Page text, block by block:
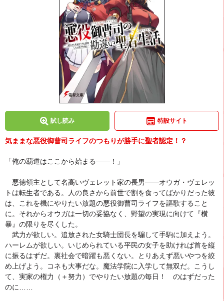
試し読み 特設サイト
気ままな悪役御曹司ライフのつもりが勝手に聖者認定！？
「俺の覇道はここから始まる――！」
悪徳領主として名高いヴェレット家の長男――オウガ・ヴェレッ
トは転生者である。人の良さから前世で割を食ってばかりだった彼
は、これを機にやりたい放題の悪役御曹司ライフを謳歌すること
に。それからオウガは一切の妥協なく、野望の実現に向けて『横
暴』の限りを尽くした。
武力が欲しい。追放された女騎士団長を騙して手駒に加えよう。
ハーレムが欲しい。いじめられている平民の女子を助ければ首を縦
に振るはずだ。裏社会で暗躍も悪くない。とりあえず悪いやつを絞
め上げよう。コネも大事だな。魔法学院に入学して無双だ。こうし
て、実家の権力（＋努力）でやりたい放題の毎日！ のはずだった
のに……